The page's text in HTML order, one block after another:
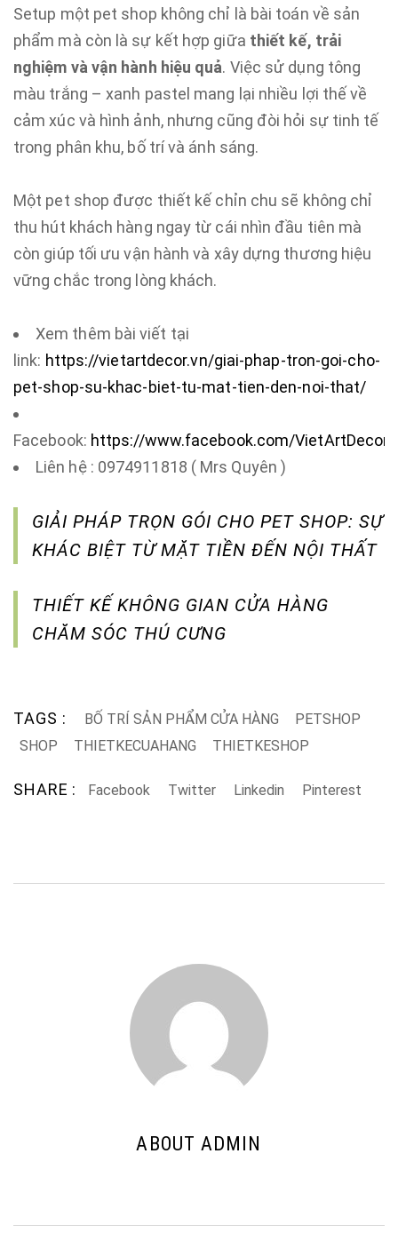
Setup một pet shop không chỉ là bài toán về sản
phẩm mà còn là sự kết hợp giữa thiết kế, trải
nghiệm và vận hành hiệu quả. Việc sử dụng tông
màu trắng – xanh pastel mang lại nhiều lợi thế về
cảm xúc và hình ảnh, nhưng cũng đòi hỏi sự tinh tế
trong phân khu, bố trí và ánh sáng.
Một pet shop được thiết kế chỉn chu sẽ không chỉ
thu hút khách hàng ngay từ cái nhìn đầu tiên mà
còn giúp tối ưu vận hành và xây dựng thương hiệu
vững chắc trong lòng khách.
Xem thêm bài viết tại
link: https://vietartdecor.vn/giai-phap-tron-goi-cho-
pet-shop-su-khac-biet-tu-mat-tien-den-noi-that/
Facebook: https://www.facebook.com/
Liên hệ : 0974911818 ( Mrs Quyên )
GIẢI PHÁP TRỌN GÓI CHO PET SHOP: SỰ
KHÁC BIỆT TỪ MẶT TIỀN ĐẾN NỘI THẤT
THIẾT KẾ KHÔNG GIAN CỬA HÀNG
CHĂM SÓC THÚ CƯNG
TAGS : BỐ TRÍ SẢN PHẨM CỬA HÀNG
PETSHOP
SHOP
THIETKECUAHANG THIETKESHOP
SHARE : Facebook Twitter Linkedin Pinterest
ABOUT ADMIN